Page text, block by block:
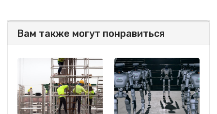
Вам также могут понравиться